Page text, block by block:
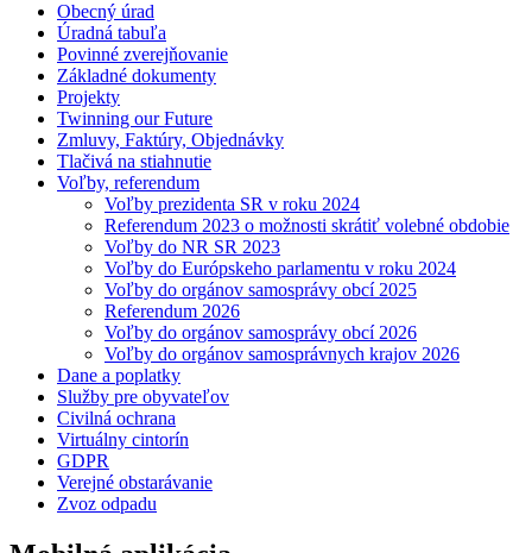
Obecný úrad
Úradná tabuľa
Povinné zverejňovanie
Základné dokumenty
Projekty
Twinning our Future
Zmluvy, Faktúry, Objednávky
Tlačivá na stiahnutie
Voľby, referendum
Voľby prezidenta SR v roku 2024
Referendum 2023 o možnosti skrátiť volebné obdobie
Voľby do NR SR 2023
Voľby do Európskeho parlamentu v roku 2024
Voľby do orgánov samosprávy obcí 2025
Referendum 2026
Voľby do orgánov samosprávy obcí 2026
Voľby do orgánov samosprávnych krajov 2026
Dane a poplatky
Služby pre obyvateľov
Civilná ochrana
Virtuálny cintorín
GDPR
Verejné obstarávanie
Zvoz odpadu